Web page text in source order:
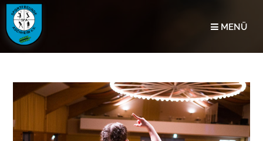
MENÜ